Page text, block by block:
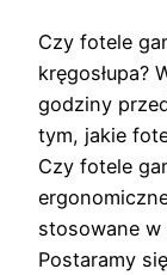
Czy fotele
kręgosłupa?
godziny
tym, jakie
Czy fotele
stosowane w
Postaramy